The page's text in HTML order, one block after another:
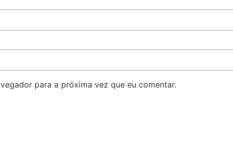
para a próxima vez que eu comentar.